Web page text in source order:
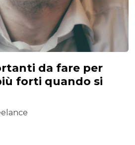
da fare per
forti quando si